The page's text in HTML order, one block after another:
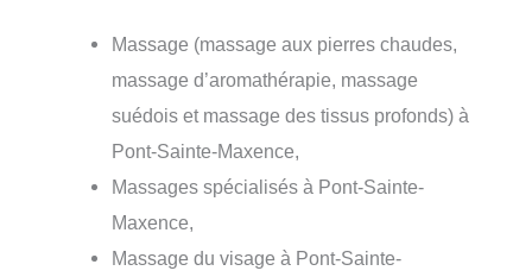
Massage (massage aux pierres chaudes,
massage d’aromathérapie, massage
suédois et massage des tissus profonds) à
Pont-Sainte-Maxence,
Massages spécialisés à Pont-Sainte-
Maxence,
Massage du visage à Pont-Sainte-